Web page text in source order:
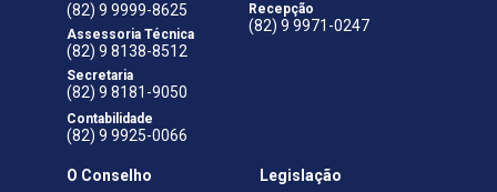
(82) 9 9999-8625
Assessoria Técnica
(82) 9 8138-8512
Secretaria
(82) 9 8181-9050
Contabilidade
(82) 9 9925-0066
Recepção
(82) 9 9971-0247
O Conselho
Legislação